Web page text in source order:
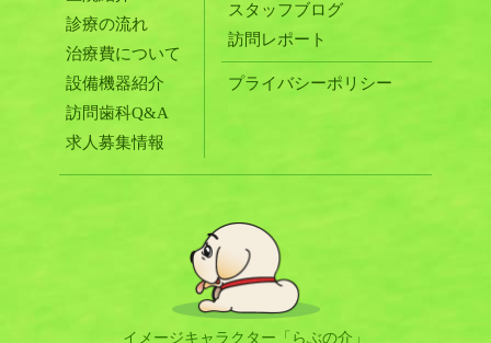
診療の流れ
治療費について
設備機器紹介
訪問歯科Q&A
求人募集情報
スタッフブログ
訪問レポート
プライバシーポリシー
イメージキャラクター「らぶの介」